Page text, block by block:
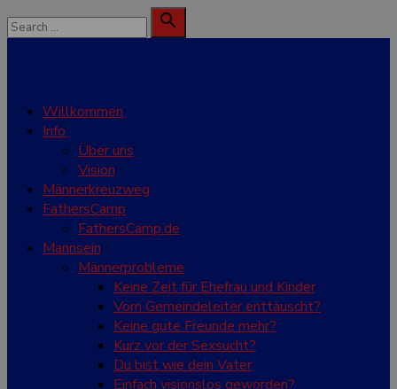
Skip
to
Search
for:

Search
Willkommen
Info
Über uns
Vision
Männerkreuzweg
FathersCamp
FathersCamp.de
Mannsein
Männerprobleme
Keine Zeit für Ehefrau und Kinder
Vom Gemeindeleiter enttäuscht?
Keine gute Freunde mehr?
Kurz vor der Sexsucht?
Du bist wie dein Vater
Einfach visionslos geworden?